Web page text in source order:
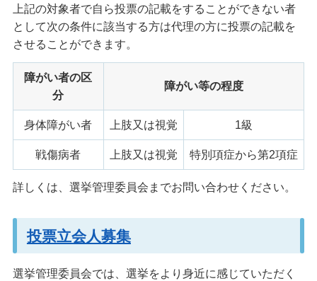
上記の対象者で自ら投票の記載をすることができない者
として次の条件に該当する方は代理の方に投票の記載を
させることができます。
障がい者の区
分
障がい等の程度
身体障がい者 上肢又は視覚 1級
戦傷病者 上肢又は視覚 特別項症から第2項症
詳しくは、選挙管理委員会までお問い合わせください。
投票立会人募集
選挙管理委員会では、選挙をより身近に感じていただく